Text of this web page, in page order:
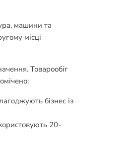
машини та
місці
Товарообіг
бізнес із
20-